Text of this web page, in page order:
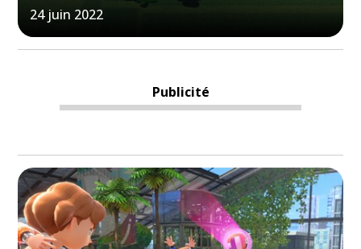
24 juin 2022
Publicité